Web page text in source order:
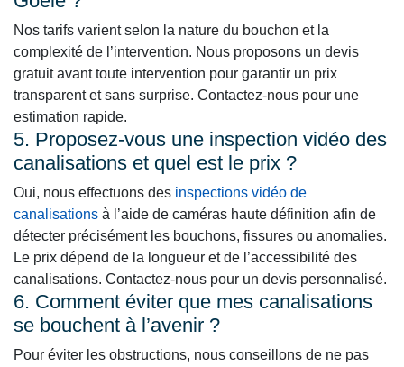
Nos tarifs varient selon la nature du bouchon et la
complexité de l’intervention. Nous proposons un devis
gratuit avant toute intervention pour garantir un prix
transparent et sans surprise. Contactez-nous pour une
estimation rapide.
5. Proposez-vous une inspection vidéo des
canalisations et quel est le prix ?
Oui, nous effectuons des inspections vidéo de
canalisations à l’aide de caméras haute définition afin de
détecter précisément les bouchons, fissures ou anomalies.
Le prix dépend de la longueur et de l’accessibilité des
canalisations. Contactez-nous pour un devis personnalisé.
6. Comment éviter que mes canalisations
se bouchent à l’avenir ?
Pour éviter les obstructions, nous conseillons de ne pas